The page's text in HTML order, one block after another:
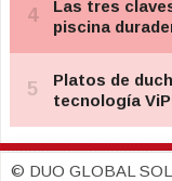
© DUO GLOBAL